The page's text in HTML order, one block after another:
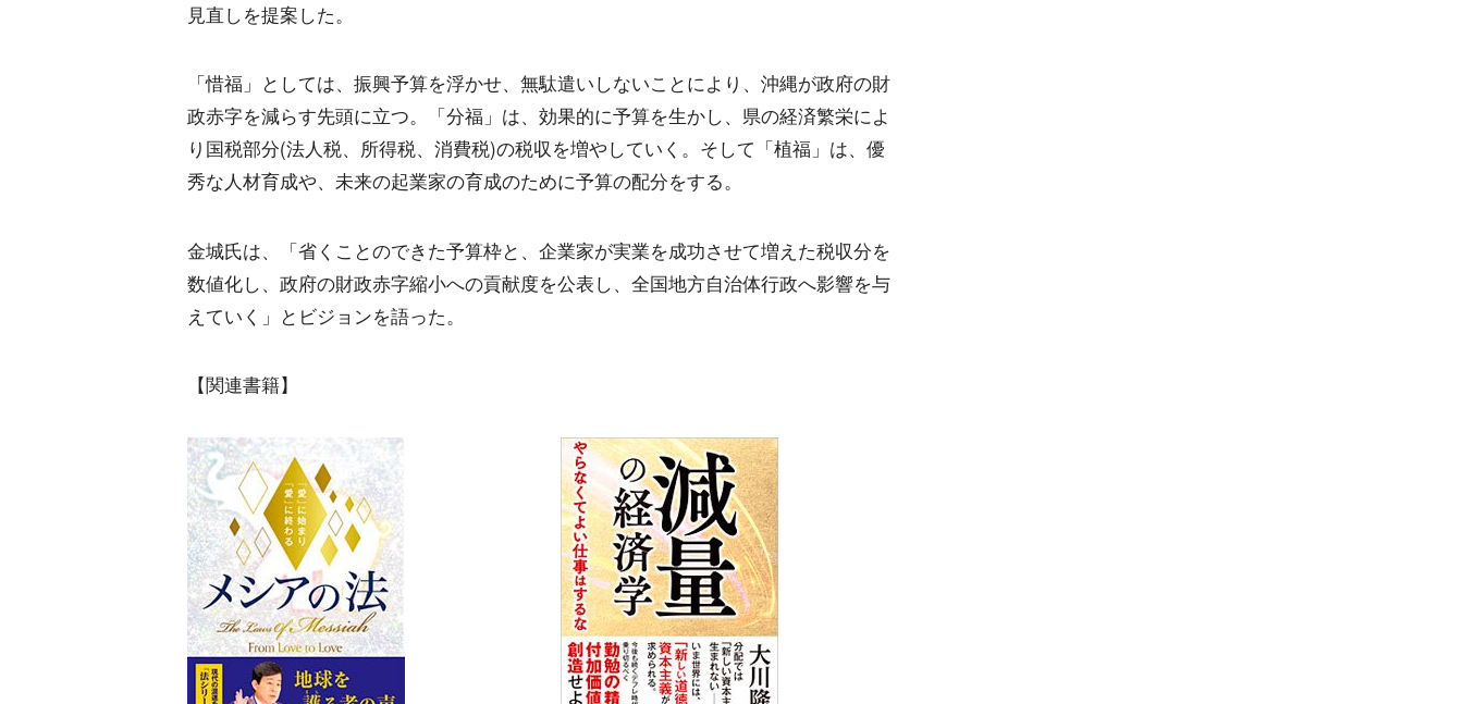
見直しを提案した。
「惜福」としては、振興予算を浮かせ、無駄遣いしないことにより、沖縄が政府の財
政赤字を減らす先頭に立つ。「分福」は、効果的に予算を生かし、県の経済繁栄によ
り国税部分(法人税、所得税、消費税)の税収を増やしていく。そして「植福」は、優
秀な人材育成や、未来の起業家の育成のために予算の配分をする。
金城氏は、「省くことのできた予算枠と、企業家が実業を成功させて増えた税収分を
数値化し、政府の財政赤字縮小への貢献度を公表し、全国地方自治体行政へ影響を与
えていく」とビジョンを語った。
【関連書籍】